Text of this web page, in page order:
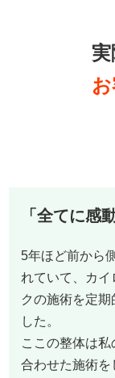
「全てに感
5年ほど前から
れていて、カイ
クの施術を定期
した。
ここの整体は
合わせた施術を